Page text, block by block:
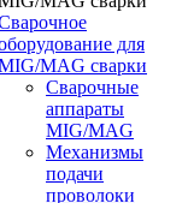
для
MAG сварки
Сварочные
аппараты
MIG/MAG
Механизмы
подачи
проволоки